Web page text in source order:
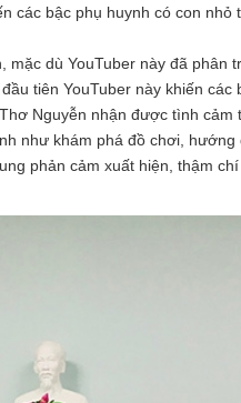
các bậc phụ huynh có con nhỏ
dù YouTuber này đã phân
tiên YouTuber này khiến
Nguyễn nhận được tình
như khám phá đồ chơi, hướng
phản cảm xuất hiện, thậm